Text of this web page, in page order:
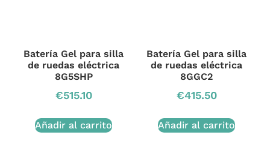
Batería Gel para silla
de ruedas eléctrica
8G5SHP
€515.10
Añadir al carrito
Batería Gel para silla
de ruedas eléctrica
8GGC2
€415.50
Añadir al carrito